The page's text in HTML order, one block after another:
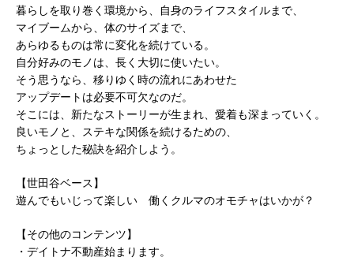
暮らしを取り巻く環境から、自身のライフスタイルまで、
マイブームから、体のサイズまで、
あらゆるものは常に変化を続けている。
自分好みのモノは、長く大切に使いたい。
そう思うなら、移りゆく時の流れにあわせた
アップデートは必要不可欠なのだ。
そこには、新たなストーリーが生まれ、愛着も深まっていく。
良いモノと、ステキな関係を続けるための、
ちょっとした秘訣を紹介しよう。
【世田谷ベース】
遊んでもいじって楽しい 働くクルマのオモチャはいかが？
【その他のコンテンツ】
・デイトナ不動産始まります。